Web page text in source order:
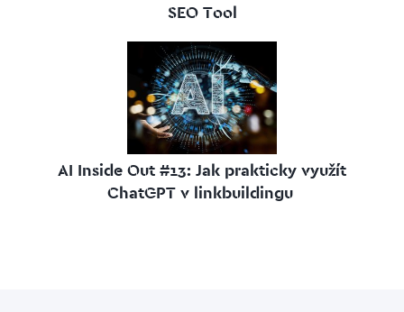
SEO Tool
AI Inside Out #13: Jak prakticky využít
ChatGPT v linkbuildingu